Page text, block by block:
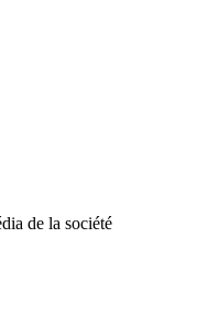
de la société